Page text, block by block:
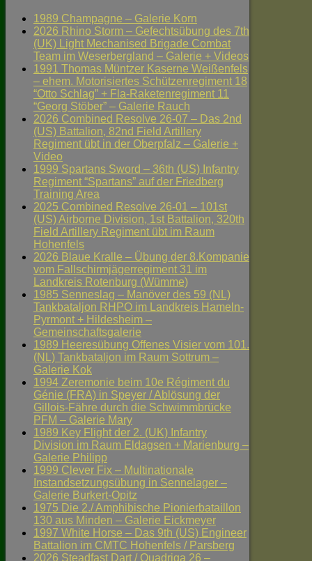
1989 Champagne – Galerie Korn
2026 Rhino Storm – Gefechtsübung des 7th
(UK) Light Mechanised Brigade Combat
Team im Weserbergland – Galerie + Videos
1991 Thomas Müntzer Kaserne Weißenfels
– ehem. Motorisiertes Schützenregiment 18
“Otto Schlag” + Fla-Raketenregiment 11
“Georg Stöber” – Galerie Rauch
2026 Combined Resolve 26-07 – Das 2nd
(US) Battalion, 82nd Field Artillery
Regiment übt in der Oberpfalz – Galerie +
Video
1999 Spartans Sword – 36th (US) Infantry
Regiment “Spartans” auf der Friedberg
Training Area
2025 Combined Resolve 26-01 – 101st
(US) Airborne Division, 1st Battalion, 320th
Field Artillery Regiment übt im Raum
Hohenfels
2026 Blaue Kralle – Übung der 8.Kompanie
vom Fallschirmjägerregiment 31 im
Landkreis Rotenburg (Wümme)
1985 Senneslag – Manöver des 59 (NL)
Tankbataljon RHPO im Landkreis Hameln-
Pyrmont + Hildesheim –
Gemeinschaftsgalerie
1989 Heeresübung Offenes Visier vom 101.
(NL) Tankbataljon im Raum Sottrum –
Galerie Kok
1994 Zeremonie beim 10e Régiment du
Génie (FRA) in Speyer / Ablösung der
Gillois-Fähre durch die Schwimmbrücke
PFM – Galerie Mary
1989 Key Flight der 2. (UK) Infantry
Division im Raum Eldagsen + Marienburg –
Galerie Philipp
1999 Clever Fix – Multinationale
Instandsetzungsübung in Sennelager –
Galerie Burkert-Opitz
1975 Die 2./ Amphibische Pionierbataillon
130 aus Minden – Galerie Eickmeyer
1997 White Horse – Das 9th (US) Engineer
Battalion im CMTC Hohenfels / Parsberg
2026 Steadfast Dart / Quadriga 26 –